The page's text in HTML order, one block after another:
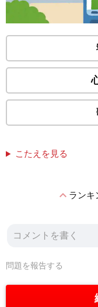
こたえを見る
expand_lessランキ
問題を報告する